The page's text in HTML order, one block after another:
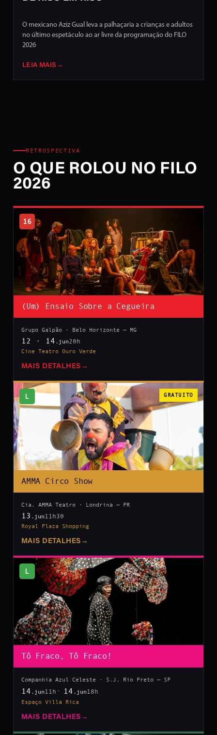
O mexicano Aziz Gual leva a palhaçaria a crianças e adultos
no último espetáculo ao ar livre da programação do FILO
2026
LEIA MAIS →
RETROSPECTIVA
O QUE ROLOU NO FILO
2026
16
(Um) Ensaio Sobre a Cegueira
Grupo Galpão · Belo Horizonte — MG
12 · 14 .jun20h
Cine Teatro Ouro Verde
MAIS DETALHES →
L GRATUITO
AMMA Circo Show
Cia. AMMA Teatro · Londrina — PR
13 .jun 11h30
Royal Plaza Shopping
MAIS DETALHES →
L
Tô Fraco, Tô Fraco!
Companhia Azul Celeste · S.J. Rio Preto — SP
14 .jun 11h 14 .jun 18h
Espaço Villa Rica
MAIS DETALHES →